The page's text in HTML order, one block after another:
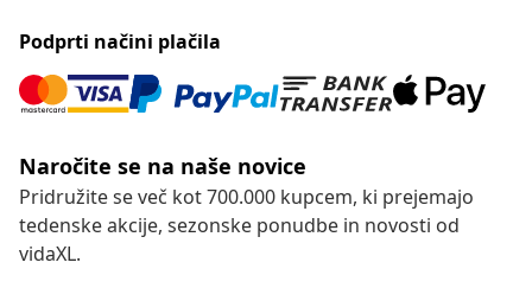
Podprti načini plačila
Naročite se na naše novice
Pridružite se več kot 700.000 kupcem, ki prejemajo
tedenske akcije, sezonske ponudbe in novosti od
vidaXL.